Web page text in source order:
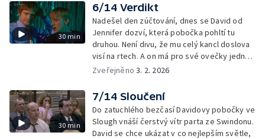
30 min
6/14 Verdikt
Nadešel den zúčtování, dnes se David od
Jennifer dozví, která pobočka pohltí tu
druhou. Není divu, že mu celý kancl doslova
visí na rtech. A on má pro své ovečky jednu
dobrou a jednu špatnou zprávu.
Zveřejněno3. 2. 2026
30 min
7/14 Sloučení
Do zatuchlého bezčasí Davidovy pobočky ve
Slough vnáší čerstvý vítr parta ze Swindonu.
David se chce ukázat v co nejlepším světle,